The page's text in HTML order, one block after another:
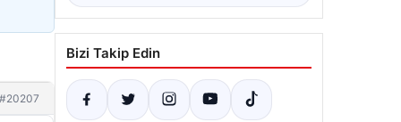
#20207
Bizi Takip Edin